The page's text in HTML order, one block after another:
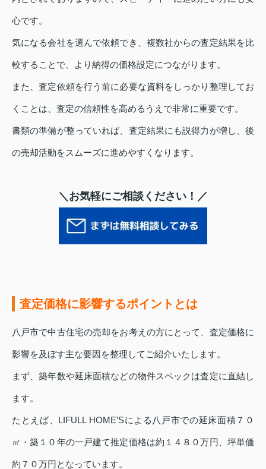
心です。
気になる会社を選んで依頼でき、複数社からの査定結果を比
較することで、より納得の価格設定につながります。
また、査定依頼を行う前に必要な資料をしっかり整理してお
くことは、査定の信頼性を高めるうえで非常に重要です。
書類の準備が整っていれば、査定結果にも説得力が増し、後
の売却活動をスムーズに進めやすくなります。
＼お気軽にご相談ください！／
査定価格に影響するポイントとは
八戸市で中古住宅の売却をお考えの方にとって、査定価格に
影響を及ぼす主な要因を整理してご紹介いたします。
まず、築年数や延床面積などの物件スペックは査定に直結し
ます。
たとえば、LIFULL HOME’Sによる八戸市での延床面積７０
㎡・築１０年の一戸建て推定価格は約１４８０万円、坪単価
約７０万円となっています。